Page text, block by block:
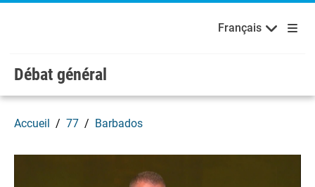
Skip to main content / navigation
Bienvenue aux Nations Unies English Français
Français
Débat général
Accueil 77 Barbados